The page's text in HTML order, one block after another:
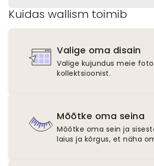
Kuidas wallism toimib
Valige oma disain
Valige kujundus meie
kollektsioonist.
Mõõtke oma seina
Mõõtke oma sein ja
laius ja kõrgus, et näha